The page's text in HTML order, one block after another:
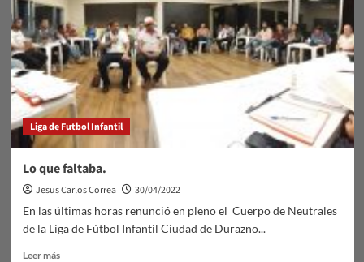
Liga de Futbol Infantil
Lo que faltaba.
Jesus Carlos Correa
30/04/2022
En las últimas horas renunció en pleno el Cuerpo de Neutrales
de la Liga de Fútbol Infantil Ciudad de Durazno...
Leer másLeer